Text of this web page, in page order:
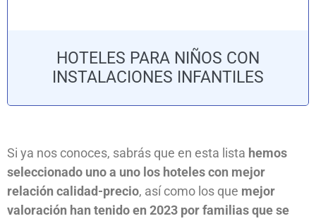
HOTELES PARA NIÑOS CON
INSTALACIONES INFANTILES
Si ya nos conoces, sabrás que en esta lista hemos
seleccionado uno a uno los hoteles con mejor
relación calidad-precio, así como los que mejor
valoración han tenido en 2023 por familias que se